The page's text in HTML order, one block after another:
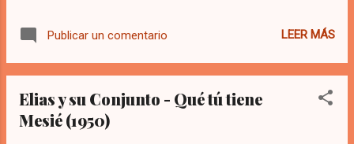
historiadores que lleven a determinar a
Publicar un comentario LEER MÁS
Elias y su Conjunto - Qué tú tiene
Mesié (1950)